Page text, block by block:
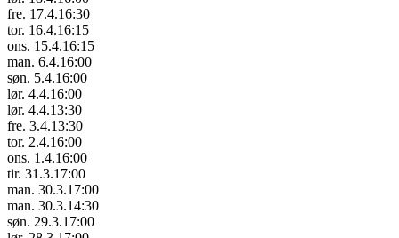
fre. 17.4.16:30
tor. 16.4.16:15
ons. 15.4.16:15
man. 6.4.16:00
søn. 5.4.16:00
lør. 4.4.16:00
lør. 4.4.13:30
fre. 3.4.13:30
tor. 2.4.16:00
ons. 1.4.16:00
tir. 31.3.17:00
man. 30.3.17:00
man. 30.3.14:30
søn. 29.3.17:00